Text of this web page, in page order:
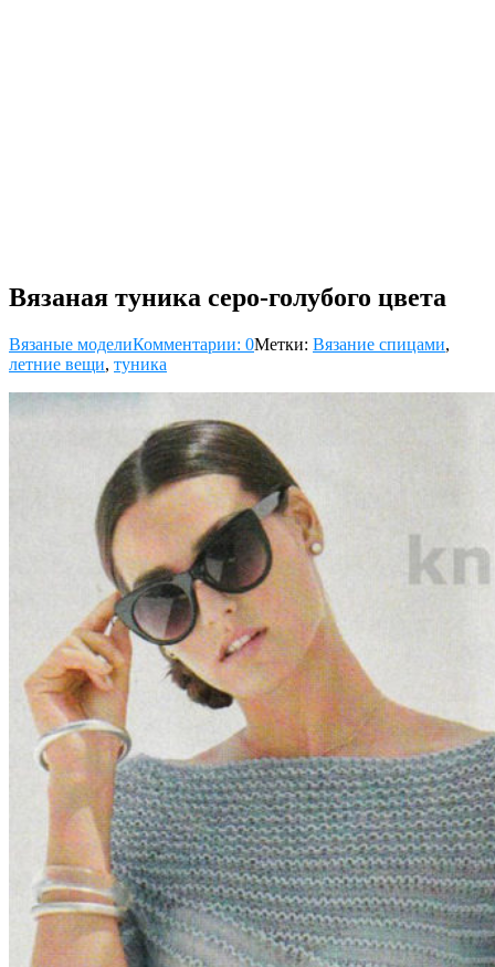
Вязаная туника серо-голубого цвета
Вязаные моделиКомментарии: 0Метки: Вязание спицами,
летние вещи, туника